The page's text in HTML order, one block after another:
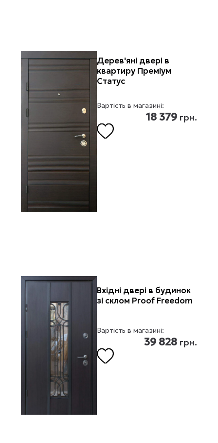
Дерев'яні двері в
квартиру Преміум
Статус
Вартість в магазині:
18 379 грн.
Вхідні двері в будинок
зі склом Proof Freedom
Вартість в магазині:
39 828 грн.